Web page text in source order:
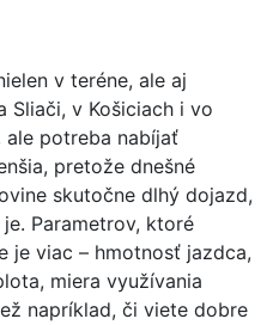
v teréne, ale aj
Sliači, v Košiciach i vo
ale potreba nabíjať
pretože dnešné
skutočne dlhý dojazd,
Parametrov, ktoré
je viac – hmotnosť jazdca,
miera využívania
napríklad, či viete dobre